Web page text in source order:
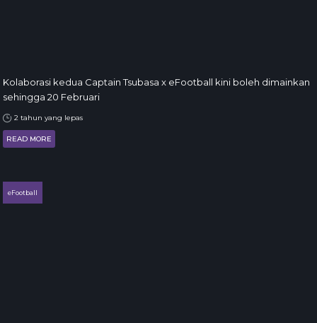
Kolaborasi kedua Captain Tsubasa x eFootball kini boleh dimainkan
sehingga 20 Februari
2 tahun yang lepas
READ MORE
eFootball